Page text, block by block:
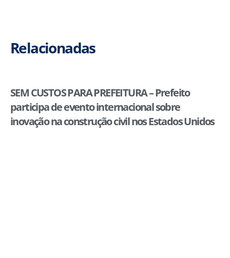
Relacionadas
SEM CUSTOS PARA PREFEITURA – Prefeito
participa de evento internacional sobre
inovação na construção civil nos Estados Unidos